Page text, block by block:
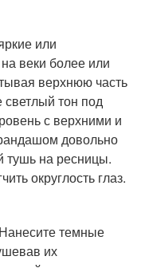
или
веки более или
верхнюю часть
светлый тон под
с верхними и
довольно
тушь на ресницы.
округлость глаз.
темные
их